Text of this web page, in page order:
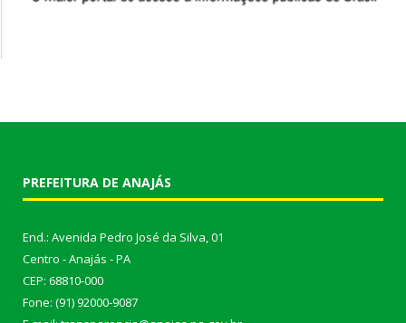
PREFEITURA DE ANAJÁS
End.: Avenida Pedro José da Silva, 01
Centro - Anajás - PA
CEP: 68810-000
Fone: (91) 92000-9087